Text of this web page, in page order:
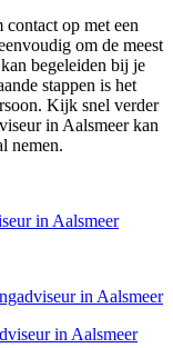
op met een
om de meest
begeleiden bij je
stappen is het
Kijk snel verder
in Aalsmeer kan
nemen.
in Aalsmeer
in Aalsmeer
in Aalsmeer